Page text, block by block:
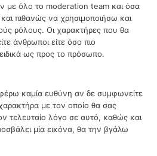
με όλο το moderation team και όσα
πιθανώς να χρησιμοποιήσω και
ρόλους. Οι χαρακτήρες που θα
άνθρωποι είτε όσο πιο
ειδικά ως προς το πρόσωπο.
καμία ευθύνη αν δε συμφωνείτε
με τον οποίο θα σας
τελευταίο λόγο σε αυτό, καθώς και
μία εικόνα, θα την βγάλω